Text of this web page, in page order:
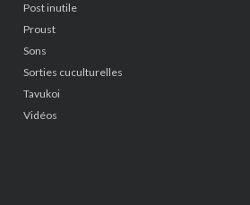
Post inutile
Proust
Sons
Sorties cuculturelles
Tavukoi
Vidéos